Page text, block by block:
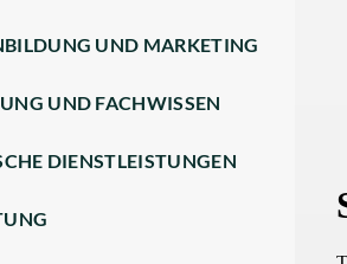
UND MARKETING
UND FACHWISSEN
DIENSTLEISTUNGEN